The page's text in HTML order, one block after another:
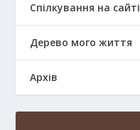
Спілкування на сайті
Дерево мого життя
Архів